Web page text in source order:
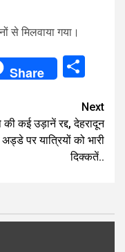
से मिलवाया गया।
Share
Next
की कई उड़ानें रद्द, देहरादून
अड्डे पर यात्रियों को भारी
दिक्कतें..